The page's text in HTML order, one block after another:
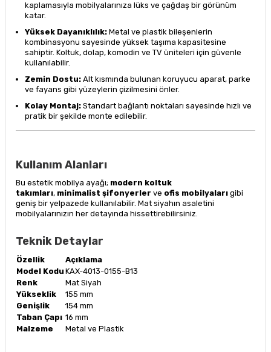
kaplamasıyla mobilyalarınıza lüks ve çağdaş bir görünüm
katar.
Yüksek Dayanıklılık: Metal ve plastik bileşenlerin
kombinasyonu sayesinde yüksek taşıma kapasitesine
sahiptir. Koltuk, dolap, komodin ve TV üniteleri için güvenle
kullanılabilir.
Zemin Dostu: Alt kısmında bulunan koruyucu aparat, parke
ve fayans gibi yüzeylerin çizilmesini önler.
Kolay Montaj: Standart bağlantı noktaları sayesinde hızlı ve
pratik bir şekilde monte edilebilir.
Kullanım Alanları
Bu estetik mobilya ayağı; modern koltuk
takımları, minimalist şifonyerler ve ofis mobilyaları gibi
geniş bir yelpazede kullanılabilir. Mat siyahın asaletini
mobilyalarınızın her detayında hissettirebilirsiniz.
Teknik Detaylar
Özellik
Açıklama
Model Kodu KAX-4013-0155-B13
Renk
Mat Siyah
Yükseklik
155 mm
Genişlik
154 mm
Taban Çapı 16 mm
Malzeme
Metal ve Plastik